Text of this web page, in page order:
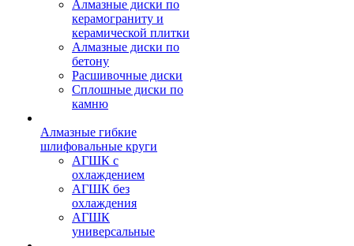
Алмазные диски по
керамограниту и
керамической плитки
Алмазные диски по
бетону
Расшивочные диски
Сплошные диски по
камню
Алмазные гибкие
шлифовальные круги
АГШК с
охлаждением
АГШК без
охлаждения
АГШК
универсальные